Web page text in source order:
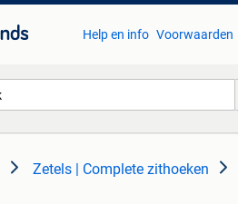
Help en info Voorwaarden
Zetels | Complete zithoeken